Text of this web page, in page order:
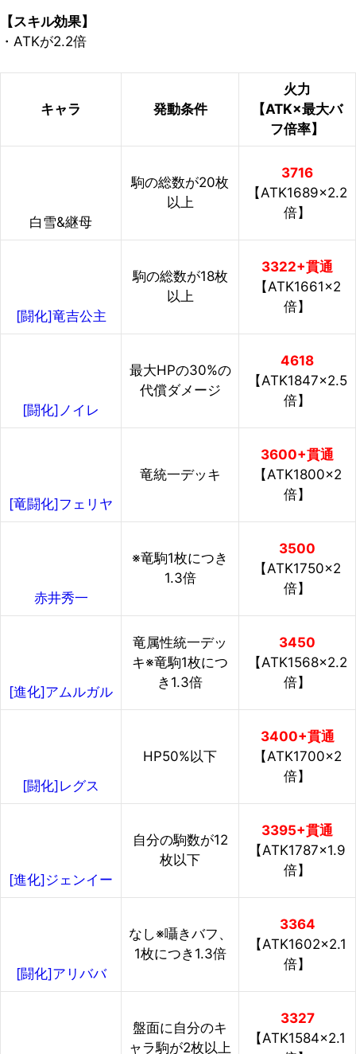
【スキル効果】
・ATKが2.2倍
キャラ 発動条件
火力
【ATK×最大バ
フ倍率】
白雪&継母
駒の総数が20枚
以上
3716
【ATK1689×2.2
倍】
[闘化]竜吉公主
駒の総数が18枚
以上
3322+貫通
【ATK1661×2
倍】
[闘化]ノイレ
最大HPの30%の
代償ダメージ
4618
【ATK1847×2.5
倍】
[竜闘化]フェリヤ
竜統一デッキ
3600+貫通
【ATK1800×2
倍】
赤井秀一
※竜駒1枚につき
1.3倍
3500
【ATK1750×2
倍】
[進化]アムルガル
竜属性統一デッ
キ※竜駒1枚につ
き1.3倍
3450
【ATK1568×2.2
倍】
[闘化]レグス
HP50%以下
3400+貫通
【ATK1700×2
倍】
[進化]ジェンイー
自分の駒数が12
枚以下
3395+貫通
【ATK1787×1.9
倍】
[闘化]アリババ
なし※囁きバフ、
1枚につき1.3倍
3364
【ATK1602×2.1
倍】
盤面に自分のキ
ャラ駒が2枚以上
3327
【ATK1584×2.1